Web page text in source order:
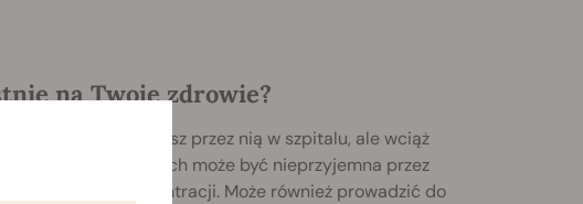
na Twoje zdrowie?
Cóż, nie wylądujesz przez nią w szpitalu, ale wciąż
suchość w ustach może być nieprzyjemna przez
zdolność koncentracji. Może również prowadzić do